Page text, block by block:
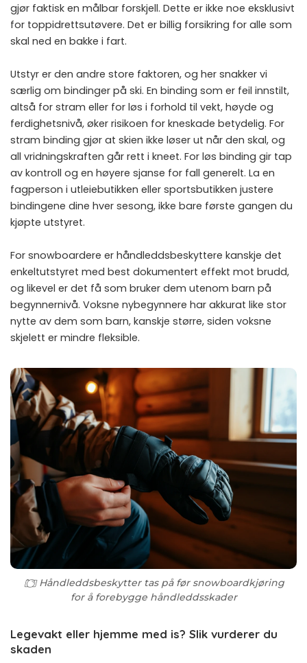
gjør faktisk en målbar forskjell. Dette er ikke noe eksklusivt
for toppidrettsutøvere. Det er billig forsikring for alle som
skal ned en bakke i fart.
Utstyr er den andre store faktoren, og her snakker vi
særlig om bindinger på ski. En binding som er feil innstilt,
altså for stram eller for løs i forhold til vekt, høyde og
ferdighetsnivå, øker risikoen for kneskade betydelig. For
stram binding gjør at skien ikke løser ut når den skal, og
all vridningskraften går rett i kneet. For løs binding gir tap
av kontroll og en høyere sjanse for fall generelt. La en
fagperson i utleiebutikken eller sportsbutikken justere
bindingene dine hver sesong, ikke bare første gangen du
kjøpte utstyret.
For snowboardere er håndleddsbeskyttere kanskje det
enkeltutstyret med best dokumentert effekt mot brudd,
og likevel er det få som bruker dem utenom barn på
begynnernivå. Voksne nybegynnere har akkurat like stor
nytte av dem som barn, kanskje større, siden voksne
skjelett er mindre fleksible.
Håndleddsbeskytter tas på før snowboardkjøring
for å forebygge håndleddsskader
Legevakt eller hjemme med is? Slik vurderer du
skaden